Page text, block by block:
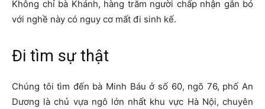
Không chỉ bà Khánh, hàng trăm người chấp nhận gắn bó
với nghề này có nguy cơ mất đi sinh kế.
Đi tìm sự thật
Chúng tôi tìm đến bà Minh Báu ở số 60, ngõ 76, phố An
Dương là chủ vựa ngô lớn nhất khu vực Hà Nội, chuyên